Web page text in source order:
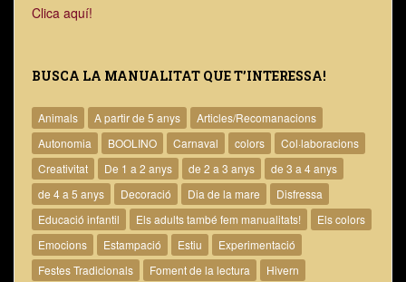
Clica aquí!
BUSCA LA MANUALITAT QUE T’INTERESSA!
Animals A partir de 5 anys
Articles/Recomanacions
Autonomia
BOOLINO Carnaval colors
Col·laboracions
Creativitat
De 1 a 2 anys de 2 a 3 anys
de 3 a 4 anys
de 4 a 5 anys
Decoració Dia de la mare
Disfressa
Educació infantil
Els adults també fem manualitats!
Els colors
Emocions
Estampació Estiu
Experimentació
Festes Tradicionals
Foment de la lectura
Hivern